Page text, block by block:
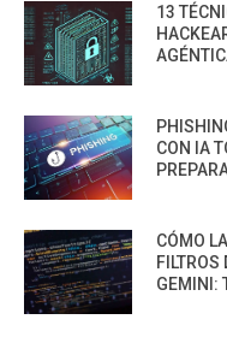
13
CON IA
CÓMO
FILTROS
GEMINI: